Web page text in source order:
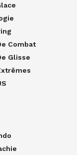
Combat
Glisse